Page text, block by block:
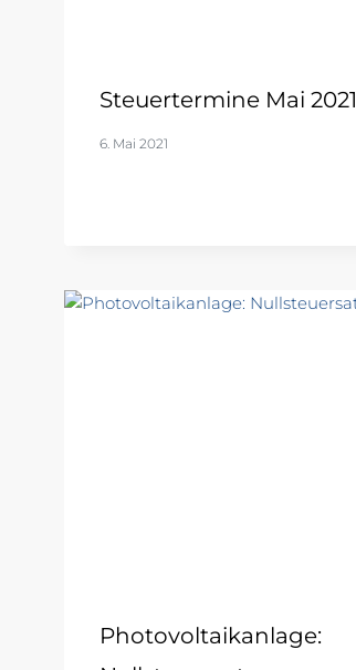
Steuertermine Mai 2021
6. Mai 2021
Photovoltaikanlage: